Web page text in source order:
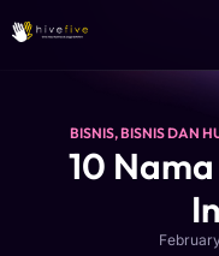
BISNIS,BISNIS DAN
10